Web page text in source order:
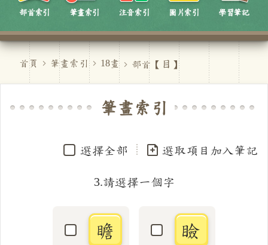
部首索引 筆畫索引 注音索引 圖片索引 學習筆記
首頁 筆畫索引 18畫 部首【 目 】
筆畫索引
選擇全部 選取項目加入筆記
3.請選擇一個字
選取「瞻」字
瞻 選取「瞼」字
瞼